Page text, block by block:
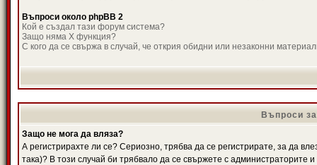
Въпроси около phpBB 2
Кой е създал тази форум система?
Защо няма X функция?
С кого да се свържа в случай, че открия обидни или незаконни
Въпроси
Защо не мога да вляза?
А регистрирахте ли се? Сериозно, трябва да се регистрирате, за да
така)? В този случай би трябвало да се свържете с администраторите